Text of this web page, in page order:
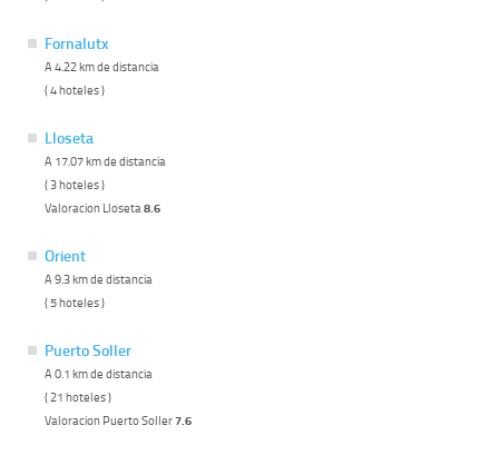
Fornalutx
A 4.22 km de distancia
( 4 hoteles )
Lloseta
A 17.07 km de distancia
( 3 hoteles )
Valoracion Lloseta 8.6
Orient
A 9.3 km de distancia
( 5 hoteles )
Puerto Soller
A 0.1 km de distancia
( 21 hoteles )
Valoracion Puerto Soller7.6